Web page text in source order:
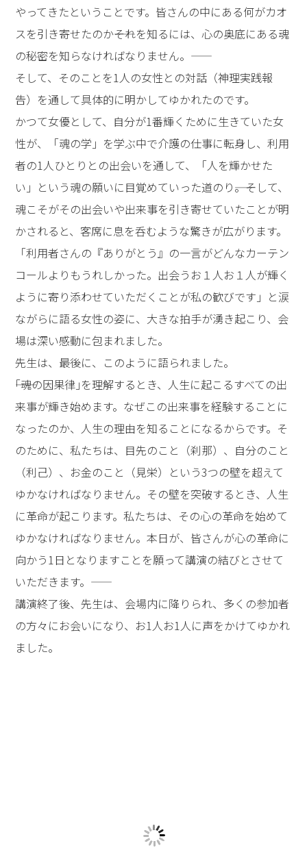
高橋先生の講演――人生を導
く原因と結果の法則「魂
の因果律」
休憩の後、登壇された高橋先生は、冒頭、「出来事は偶
然に起こるわけではありません。実は、皆さんをその出
来事に出会わせた原因があります。本日は、私たちの人
生を導く原因と結果の法則――｢魂の因果律｣のことをお話し
したいと思います」とおっしゃり、次のように説いてゆ
かれました。
――「魂の因果律」を理解するためには、人生で出会う出来
事を「カオス」と捉える必要があります。カオスとは、
まだ結果が出ていない「結果未生」（けっかみしょう）
状態です。そのカオスとどう向き合い、どう触れるかが
人生のすべてと言っても過言ではありません。しかし、
私たちは、「目先のこと」（刹那）、「自分のこと」
（利己）、「お金のこと」（見栄）に突き動かされてカ
オスに触れ、形をつけてしまいます。――
先生は、その実態をわかりやすく伝える映像や事例を示
された後、こうおっしゃいました。
――皆さんは、その出来事（カオス）と出会うべくして出会
告）を通して具体的に明かしてゆかれたのです。